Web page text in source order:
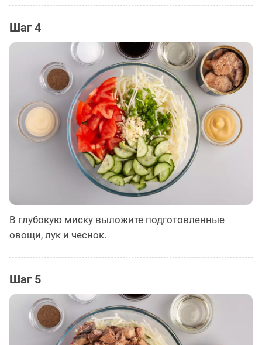
Шаг 4
В глубокую миску выложите подготовленные
овощи, лук и чеснок.
Шаг 5